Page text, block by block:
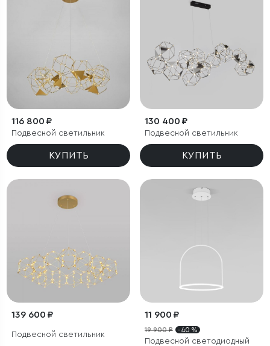
116 800 ₽
Подвесной светильник
КУПИТЬ
130 400 ₽
Подвесной светильник
КУПИТЬ
139 600 ₽
Подвесной светильник
11 900 ₽
19 900 ₽ - 40 %
Подвесной светодиодный